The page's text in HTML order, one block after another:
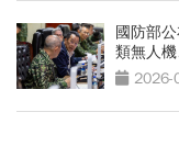
國防部
類無人
2026-